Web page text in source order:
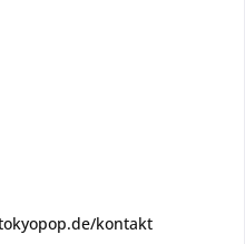
kontakt